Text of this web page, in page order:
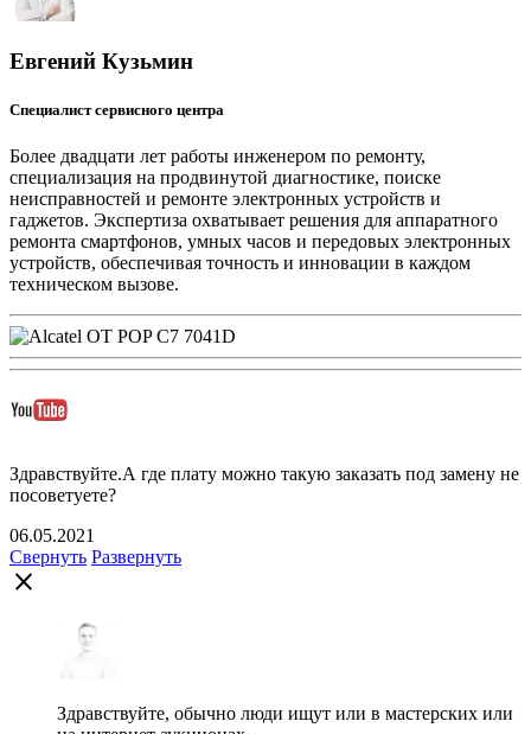
Евгений Кузьмин
Специалист сервисного центра
Более двадцати лет работы инженером по ремонту,
специализация на продвинутой диагностике, поиске
неисправностей и ремонте электронных устройств и
гаджетов. Экспертиза охватывает решения для аппаратного
ремонта смартфонов, умных часов и передовых электронных
устройств, обеспечивая точность и инновации в каждом
техническом вызове.
Здравствуйте.А где плату можно такую заказать под замену не
посоветуете?
06.05.2021
Свернуть Развернуть
close
Здравствуйте, обычно люди ищут или в мастерских или